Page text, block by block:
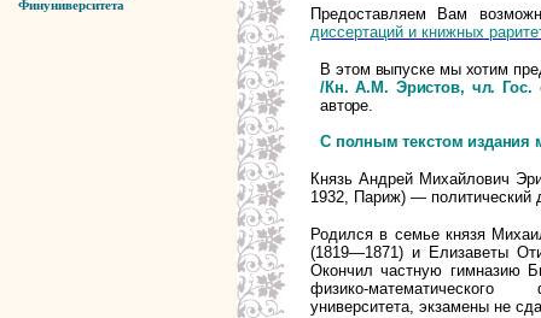
Финуниверситета
Предоставляем Вам
диссертаций и книжных
В этом выпуске мы хотим
/Кн. А.М. Эристов, чл. Гос.
авторе.
С полным текстом издания
Князь Андрей Михайлович
1932, Париж) — политический
Родился в семье князя
(1819—1871) и Елизаветы
Окончил частную гимназию
физико-математического
университета, экзамены не